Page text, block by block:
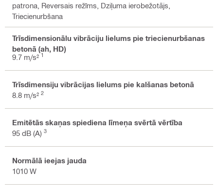
patrona, Reversais režīms, Dziļuma ierobežotājs,
Triecienurbšana
Trīsdimensionālu vibrāciju lielums pie triecienurbšanas
betonā (ah, HD)
9.7 m/s² 1
Trīsdimensiju vibrācijas lielums pie kalšanas betonā
8.8 m/s² 2
Emitētās skaņas spiediena līmeņa svērtā vērtība
95 dB (A) 3
Normālā ieejas jauda
1010 W